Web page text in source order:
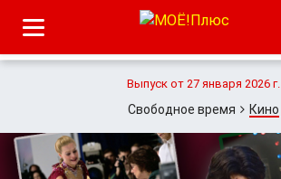
Выпуск от 27 января 2026 г.
Свободное время Кино